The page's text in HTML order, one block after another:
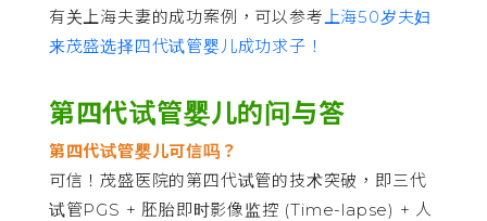
有关上海夫妻的成功案例，可以参考上海50岁夫妇
来茂盛选择四代试管婴儿成功求子！
第四代试管婴儿的问与答
第四代试管婴儿可信吗？
可信！茂盛医院的第四代试管的技术突破，即三代
试管PGS + 胚胎即时影像监控 (Time-lapse) + 人